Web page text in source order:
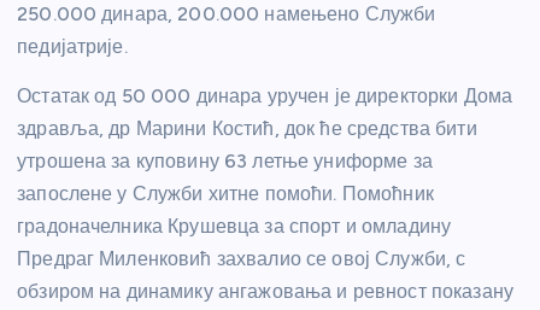
250.000 динара, 200.000 намењено Служби
педијатрије.
Остатак од 50 000 динара уручен је директорки Дома
здравља, др Марини Костић, док ће средства бити
утрошена за куповину 63 летње униформе за
запослене у Служби хитне помоћи. Помоћник
градоначелника Крушевца за спорт и омладину
Предраг Миленковић захвалио се овој Служби, с
обзиром на динамику ангажовања и ревност показану